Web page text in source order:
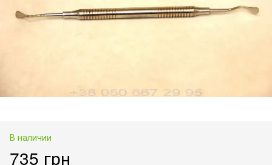
В наличии
735 грн